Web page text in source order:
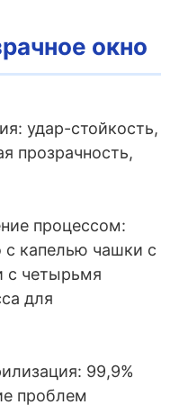
окно
удар-стойкость,
прозрачность,
процессом:
с капелью чашки с
с четырьмя
для
99,9%
проблем